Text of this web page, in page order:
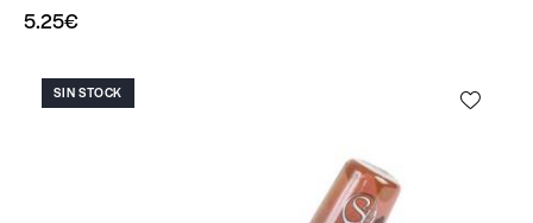
5.25€
SIN STOCK